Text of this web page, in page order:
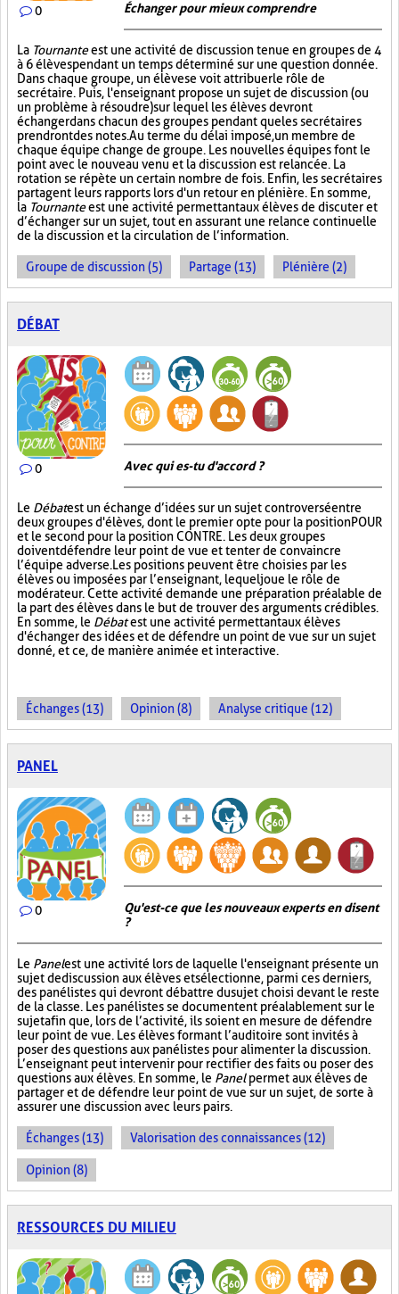
0 Échanger pour mieux comprendre
La Tournanteest une activité de discussion tenue en groupes de 4
à 6 élèves pendant un temps déterminé sur une question donnée.
Dans chaque groupe, un élève se voit attribuer le rôle de
secrétaire. Puis, l'enseignant propose un sujet de discussion (ou
un problème à résoudre) sur lequel les élèves devront
échanger dans chacun des groupes pendant que les secrétaires
prendront des notes. Au terme du délai imposé, un membre de
chaque équipe change de groupe. Les nouvelles équipes font le
point avec le nouveau venu et la discussion est relancée. La
rotation se répète un certain nombre de fois. Enfin, les secrétaires
partagent leurs rapports lors d'un retour en plénière. En somme,
la Tournanteest une activité permettant aux élèves de discuter et
d’échanger sur un sujet, tout en assurant une relance continuelle
de la discussion et la circulation de l’information.
Groupe de discussion (5) Partage (13) Plénière (2)
DÉBAT
0 Avec qui es-tu d'accord ?
Le Débatest un échange d’idées sur un sujet controversé entre
deux groupes d'élèves, dont le premier opte pour la position POUR
et le second pour la position CONTRE. Les deux groupes
doivent défendre leur point de vue et tenter de convaincre
l’équipe adverse. Les positions peuvent être choisies par les
élèves ou imposées par l’enseignant, lequel joue le rôle de
modérateur. Cette activité demande une préparation préalable de
la part des élèves dans le but de trouver des arguments crédibles.
En somme, le Débatest une activité permettant aux élèves
d'échanger des idées et de défendre un point de vue sur un sujet
donné, et ce, de manière animée et interactive.
Échanges (13) Opinion (8) Analyse critique (12)
PANEL
0
Qu'est-ce que les nouveaux experts en disent
?
Le Panelest une activité lors de laquelle l'enseignant présente un
sujet de discussion aux élèves et sélectionne, parmi ces derniers,
des panélistes qui devront débattre du sujet choisi devant le reste
de la classe. Les panélistes se documentent préalablement sur le
sujet afin que, lors de l’activité, ils soient en mesure de défendre
leur point de vue. Les élèves formant l’auditoire sont invités à
poser des questions aux panélistes pour alimenter la discussion.
L’enseignant peut intervenir pour rectifier des faits ou poser des
questions aux élèves. En somme, le Panelpermet aux élèves de
partager et de défendre leur point de vue sur un sujet, de sorte à
assurer une discussion avec leurs pairs.
Échanges (13) Valorisation des connaissances (12)
Opinion (8)
RESSOURCES DU MILIEU